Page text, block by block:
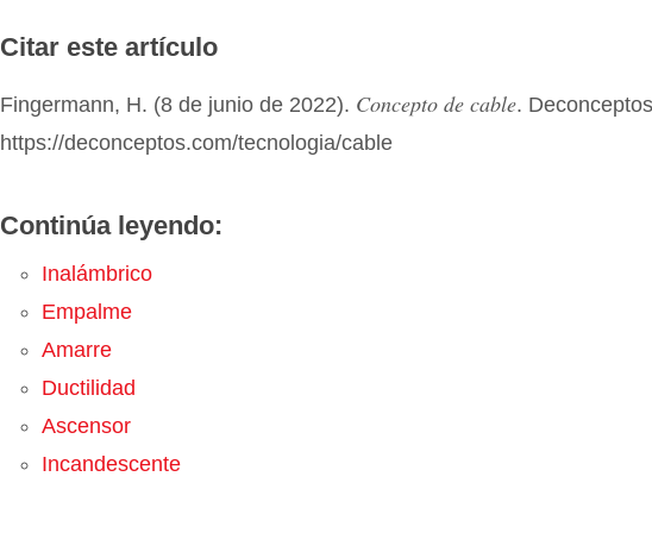
Citar este artículo
Fingermann, H. (8 de junio de 2022). Concepto de cable.
https://deconceptos.com/tecnologia/cable
Continúa leyendo:
Inalámbrico
Empalme
Amarre
Ductilidad
Ascensor
Incandescente